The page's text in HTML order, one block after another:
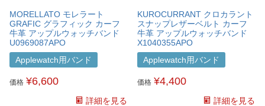
MORELLATO モレラート
GRAFIC グラフィック カーフ
牛革 アップルウォッチバンド
U0969087APO
Applewatch用バンド
価格 ¥6,600
詳細を見る
KUROCURRANT クロカラント
スナップレザーベルト カーフ
牛革 アップルウォッチバンド
X1040355APO
Applewatch用バンド
価格 ¥4,400
詳細を見る